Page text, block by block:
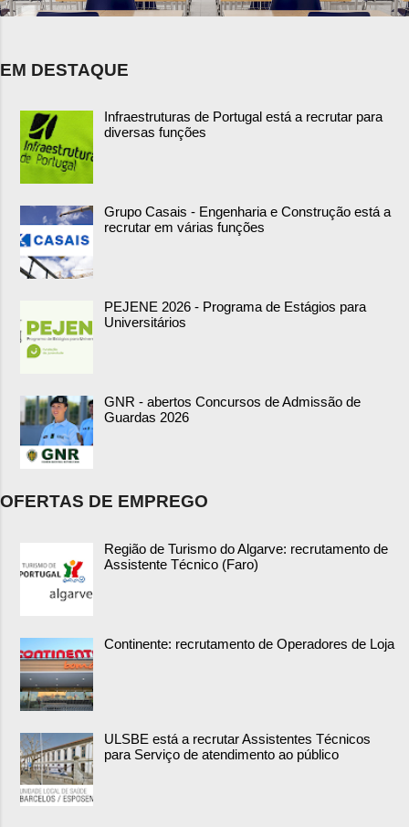
EM DESTAQUE
Infraestruturas de Portugal está a recrutar para
diversas funções
Grupo Casais - Engenharia e Construção está a
recrutar em várias funções
PEJENE 2026 - Programa de Estágios para
Universitários
GNR - abertos Concursos de Admissão de
Guardas 2026
OFERTAS DE EMPREGO
Região de Turismo do Algarve: recrutamento de
Assistente Técnico (Faro)
Continente: recrutamento de Operadores de Loja
ULSBE está a recrutar Assistentes Técnicos
para Serviço de atendimento ao público